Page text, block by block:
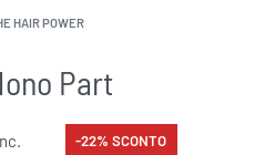
HAIR POWER
Part
-22% SCONTO